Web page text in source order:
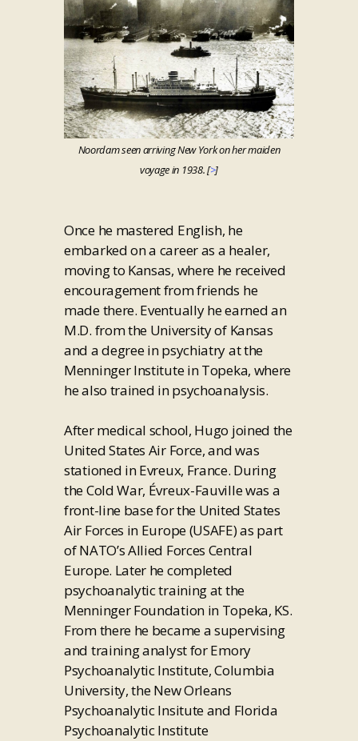
Noordam seen arriving New York on her maiden
voyage in 1938. [>]
Once he mastered English, he
embarked on a career as a healer,
moving to Kansas, where he received
encouragement from friends he
made there. Eventually he earned an
M.D. from the University of Kansas
and a degree in psychiatry at the
Menninger Institute in Topeka, where
he also trained in psychoanalysis.
After medical school, Hugo joined the
United States Air Force, and was
stationed in Evreux, France. During
the Cold War, Évreux-Fauville was a
front-line base for the United States
Air Forces in Europe (USAFE) as part
of NATO’s Allied Forces Central
Europe. Later he completed
psychoanalytic training at the
Menninger Foundation in Topeka, KS.
From there he became a supervising
and training analyst for Emory
Psychoanalytic Institute, Columbia
University, the New Orleans
Psychoanalytic Insitute and Florida
Psychoanalytic Institute